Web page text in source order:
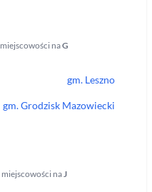
miejscowości naG
gm. Leszno
gm.Grodzisk Mazowiecki
miejscowości naJ